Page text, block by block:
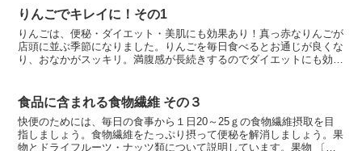
りんごでキレイに！その1
りんごは、便秘・ダイエット・美肌にも効果あり！真っ赤なりんごが
店頭に並ぶ季節になりました。りんごを毎日食べるとお通じが良くな
り、おなかがスッキリ。満腹感が長続きするのでダイエットにも効果
食品に含まれる食物繊維 その３
快便のためには、毎日の食事から１日20～25ｇの食物繊維摂取を目
指しましょう。食物繊維をたっぷり摂って便秘を解消しましょう。果
物とドライフルーツ・ナッツ類について説明しています。果物 〔腸